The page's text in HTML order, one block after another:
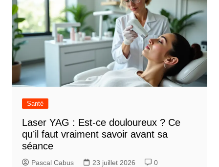
g
a
t
i
o
n
Santé
Laser YAG : Est-ce douloureux ? Ce
qu’il faut vraiment savoir avant sa
séance
Pascal Cabus 23 juillet 2026 0